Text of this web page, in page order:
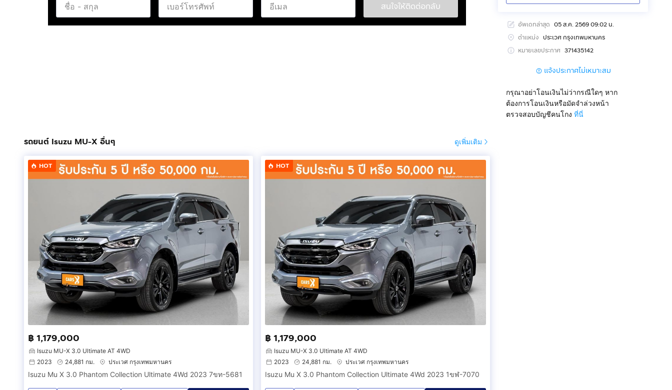
- การันตียอดขายมากกว่า 15,000 คัน
- ฟรี ! สปารถก่อนส่งมอบ
#รถสวย #ส่งทั่วไทย#ISUZU#MU-X#1P2742
อัพเดทล่าสุด 05 ส.ค. 2569 09:02 น.
ตำแหน่ง ประเวศ กรุงเทพมหานคร
หมายเลขประกาศ 371435142
แจ้งประกาศไม่เหมาะสม
กรุณาอย่าโอนเงินไม่ว่ากรณีใดๆ หาก
ต้องการโอนเงินหรือมัดจำล่วงหน้า
ตรวจสอบบัญชีคนโกง ที่นี่
สนใจให้ติดต่อกลับ
รถยนต์ Isuzu MU-X อื่นๆ ดูเพิ่มเติม
HOT
฿ 1,179,000
Isuzu MU-X 3.0 Ultimate AT 4WD
2023
24,881 กม. ประเวศ กรุงเทพมหานคร
Isuzu Mu X 3.0 Phantom Collection Ultimate 4Wd 2023 7ขท-5681
HOT
฿ 1,179,000
Isuzu MU-X 3.0 Ultimate AT 4WD
2023
24,881 กม. ประเวศ กรุงเทพมหานคร
Isuzu Mu X 3.0 Phantom Collection Ultimate 4Wd 2023 1ขฬ-7070